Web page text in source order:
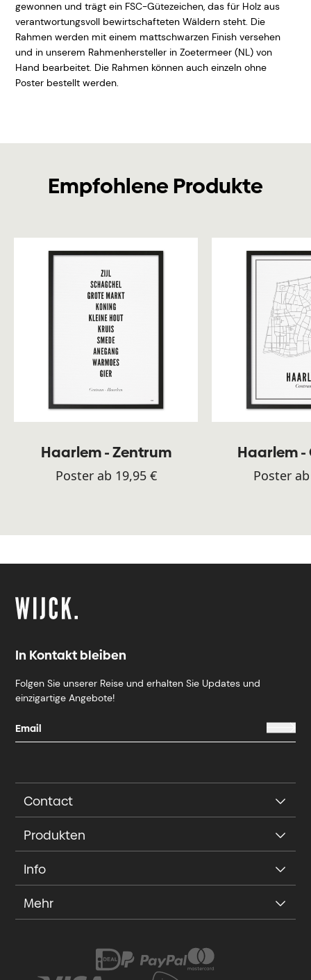
gewonnen und trägt ein FSC-Gütezeichen, das für Holz aus
verantwortungsvoll bewirtschafteten Wäldern steht. Die
Rahmen werden mit einem mattschwarzen Finish versehen
und in unserem Rahmenhersteller in Zoetermeer (NL) von
Hand bearbeitet. Die Rahmen können auch einzeln ohne
Poster bestellt werden.
Empfohlene Produkte
Haarlem - Zentrum
Poster ab 19,95 €
Haarlem
Poster
In Kontakt bleiben
Folgen Sie unserer Reise und erhalten Sie Updates und
einzigartige Angebote!
Contact
Produkten
Info
Mehr